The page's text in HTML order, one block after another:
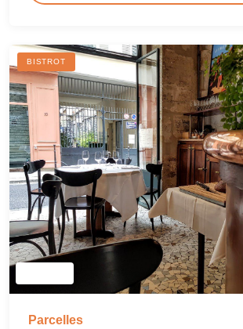
BISTROT
Parcelles